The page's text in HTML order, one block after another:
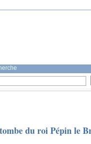
du roi Pépin le